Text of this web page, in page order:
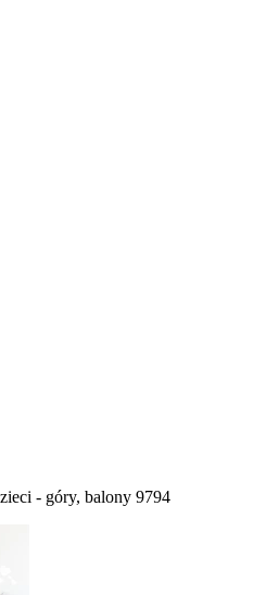
- góry, balony 9794